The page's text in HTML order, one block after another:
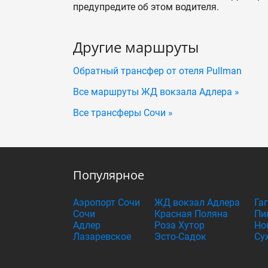
предупредите об этом водителя.
Другие маршруты
Обратный трансфер от отеля Pullman
Все маршруты ЖД вокзала Адлера »
Все трансферы Сочи »
Популярное
Аэропорт Сочи
Сочи
Адлер
Лазаревское
ЖД вокзал Адлера
Красная Поляна
Роза Хутор
Эсто-Садок